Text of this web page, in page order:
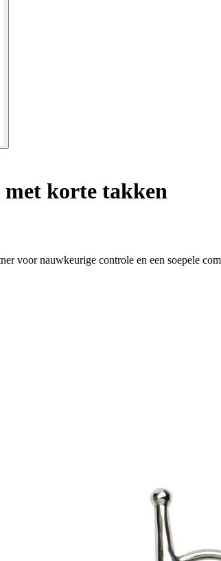
korte takken
voor nauwkeurige controle en een soepele